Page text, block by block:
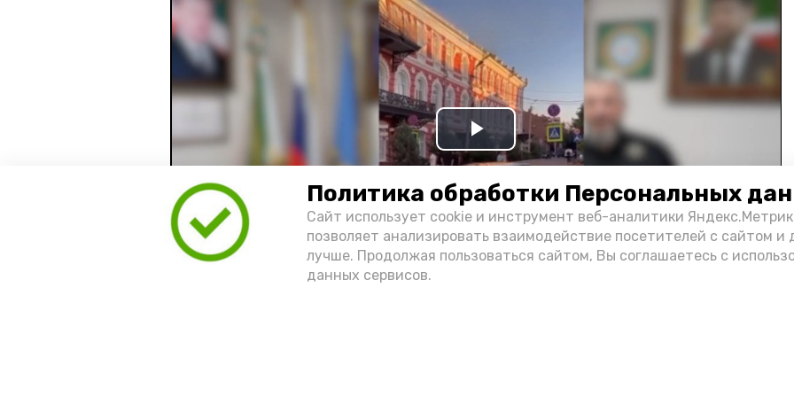
Политика обработки Персональных
Сайт использует cookie и инструмент веб-аналитики
позволяет анализировать взаимодействие посетителей с сайтом и
лучше. Продолжая пользоваться сайтом, Вы соглашаетесь с
данных сервисов.
Play
Video